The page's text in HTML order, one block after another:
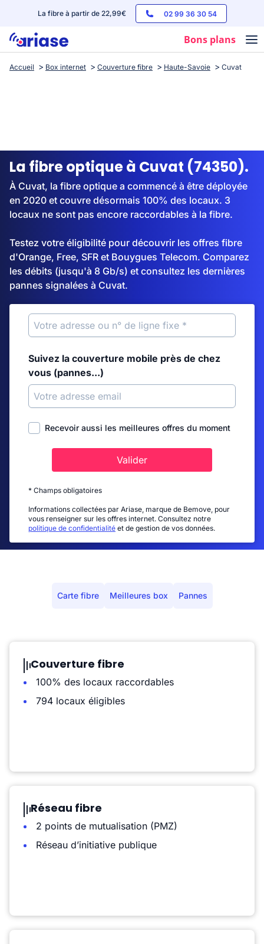
La fibre à partir de 22,99€ 02 99 36 30 54
Bons plans
Box internet
Streaming
Accueil Box internet Couverture fibre Haute-Savoie Cuvat
La fibre optique à Cuvat (74350).
À Cuvat, la fibre optique a commencé à être déployée
en 2020 et couvre désormais 100% des locaux. 3
locaux ne sont pas encore raccordables à la fibre.
Testez votre éligibilité pour découvrir les offres fibre
d'Orange, Free, SFR et Bouygues Telecom. Comparez
les débits (jusqu'à 8 Gb/s) et consultez les dernières
pannes signalées à Cuvat.
Suivez la couverture mobile près de chez
vous (pannes...)
Recevoir aussi les meilleures offres du moment
Valider
* Champs obligatoires
Informations collectées par Ariase, marque de Bemove, pour
vous renseigner sur les offres internet. Consultez notre
politique de confidentialité et de gestion de vos données.
Carte fibre Meilleures box Pannes
Couverture fibre
100% des locaux raccordables
794 locaux éligibles
Réseau fibre
2 points de mutualisation (PMZ)
Réseau d’initiative publique